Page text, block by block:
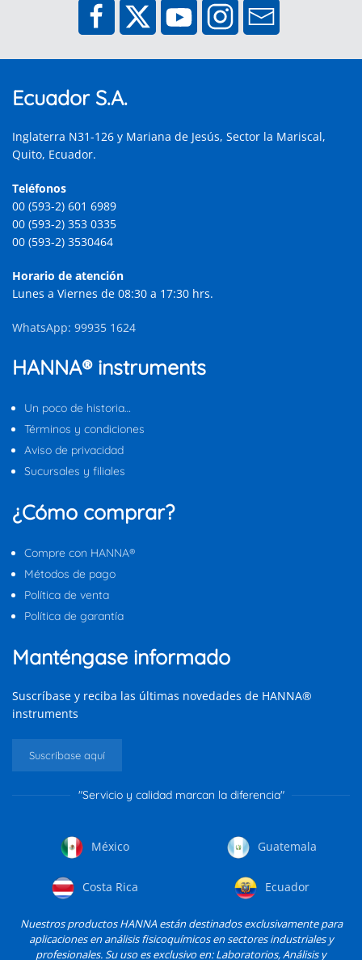
Ecuador S.A.
Inglaterra N31-126 y Mariana de Jesús, Sector la Mariscal,
Quito, Ecuador.
Teléfonos
00 (593-2) 601 6989
00 (593-2) 353 0335
00 (593-2) 3530464
Horario de atención
Lunes a Viernes de 08:30 a 17:30 hrs.
WhatsApp: 99935 1624
HANNA® instruments
Un poco de historia…
Términos y condiciones
Aviso de privacidad
Sucursales y filiales
¿Cómo comprar?
Compre con HANNA®
Métodos de pago
Política de venta
Política de garantía
Manténgase informado
Suscríbase y reciba las últimas novedades de HANNA®
instruments
Suscríbase aquí
"Servicio y calidad marcan la diferencia"
México Guatemala
Costa Rica Ecuador
Nuestros productos HANNA están destinados exclusivamente para
aplicaciones en análisis fisicoquímicos en sectores industriales y
profesionales. Su uso es exclusivo en: Laboratorios, Análisis y